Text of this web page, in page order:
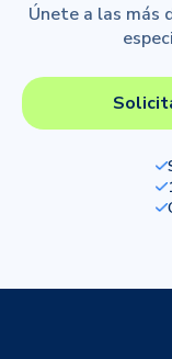
Únete a las más